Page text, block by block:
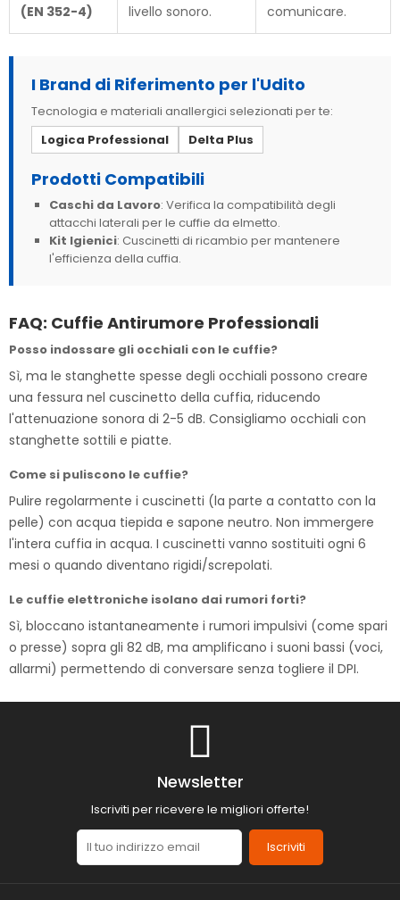
(EN 352-4)
livello sonoro.
comunicare.
I Brand di Riferimento per l'Udito
Tecnologia e materiali anallergici selezionati per te:
Logica Professional
Delta Plus
Prodotti Compatibili
Caschi da Lavoro: Verifica la compatibilità degli
attacchi laterali per le cuffie da elmetto.
Kit Igienici: Cuscinetti di ricambio per mantenere
l'efficienza della cuffia.
FAQ: Cuffie Antirumore Professionali
Posso indossare gli occhiali con le cuffie?
Sì, ma le stanghette spesse degli occhiali possono creare
una fessura nel cuscinetto della cuffia, riducendo
l'attenuazione sonora di 2-5 dB. Consigliamo occhiali con
stanghette sottili e piatte.
Come si puliscono le cuffie?
Pulire regolarmente i cuscinetti (la parte a contatto con la
pelle) con acqua tiepida e sapone neutro. Non immergere
l'intera cuffia in acqua. I cuscinetti vanno sostituiti ogni 6
mesi o quando diventano rigidi/screpolati.
Le cuffie elettroniche isolano dai rumori forti?
Sì, bloccano istantaneamente i rumori impulsivi (come spari
o presse) sopra gli 82 dB, ma amplificano i suoni bassi (voci,
allarmi) permettendo di conversare senza togliere il DPI.
Newsletter
Iscriviti per ricevere le migliori offerte!
Iscriviti